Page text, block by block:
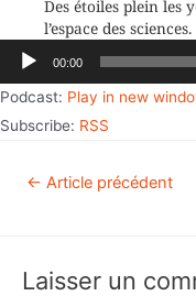
Des étoiles plein les
l’espace des
Lecteur
00:00
Podcast: Play in new
Subscribe: RSS
← Article précédent
Laisser un